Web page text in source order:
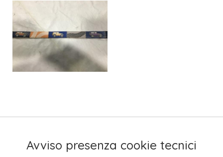
Avviso presenza cookie tecnici